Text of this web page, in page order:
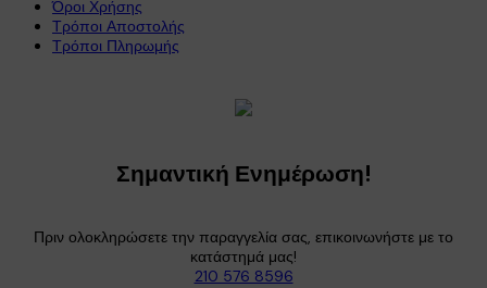
Όροι Χρήσης
Τρόποι Αποστολής
Τρόποι Πληρωμής
Σημαντική Ενημέρωση!
Πριν ολοκληρώσετε την παραγγελία σας, επικοινωνήστε με το
κατάστημά μας!
210 576 8596